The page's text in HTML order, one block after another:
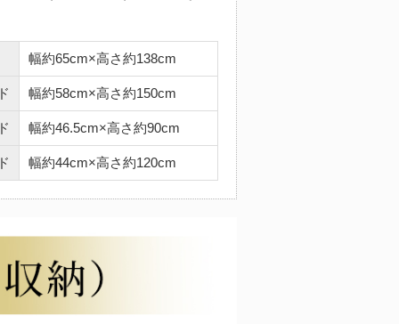
幅約65cm×高さ約138cm
幅約58cm×高さ約150cm
幅約46.5cm×高さ約90cm
幅約44cm×高さ約120cm